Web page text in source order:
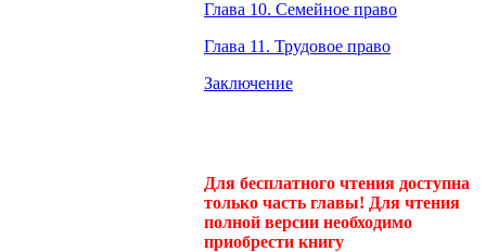
Глава 10. Семейное право
Глава 11. Трудовое право
Заключение
Для бесплатного чтения доступна
только часть главы! Для чтения
полной версии необходимо
приобрести книгу